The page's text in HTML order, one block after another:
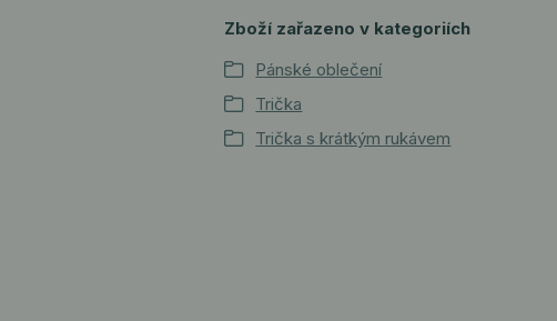
Zboží zařazeno v kategoriích
Pánské oblečení
Trička
Trička s krátkým rukávem